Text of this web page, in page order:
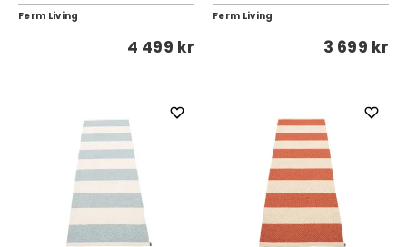
Ferm Living
4 499 kr
Ferm Living
3 699 kr